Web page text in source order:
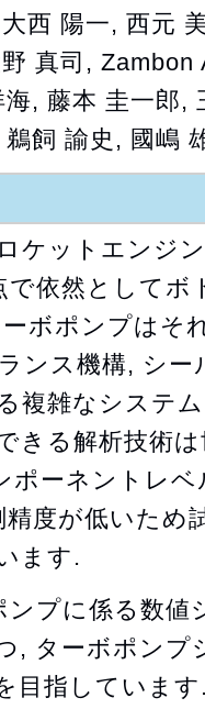
西 陽一, 西元
真司, Zambon
, 藤本 圭一郎,
飼 諭史, 國嶋
ケットエンジ
で依然としてボ
ボポンプはそ
ンス機構, シ
複雑なシステ
きる解析技術
ポーネントレ
精度が低いため
ます.
プに係る数値
, ターボポンプ
目指していま